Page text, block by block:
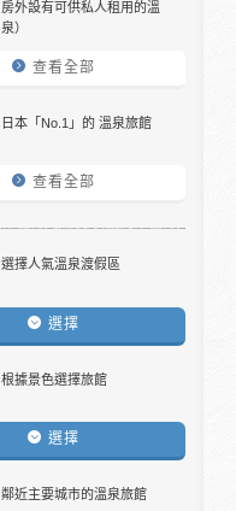
房外設有可供私人租用的溫
泉）
查看全部
日本「No.1」的 溫泉旅館
查看全部
選擇人氣溫泉渡假區
選擇
根據景色選擇旅館
選擇
鄰近主要城市的溫泉旅館